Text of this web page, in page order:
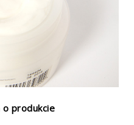
o produkcie